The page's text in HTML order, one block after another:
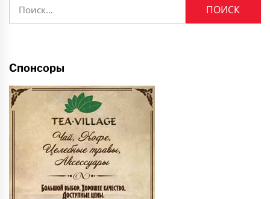
Спонсоры